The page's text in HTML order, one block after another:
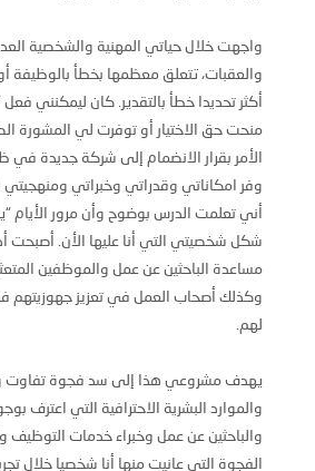
واجهت خلال حياتي المهنية والشخصية
والعقبات، تتعلق معظمها بخطأ بالوظيفة
أكثر تحديدا خطأ بالتقدير. كان ليمكنني
منحت حق الاختيار أو توفرت لي المشورة
الأمر بقرار الانضمام إلى شركة جديدة
وفر امكاناتي وقدراتي وخبراتي ومنهجيتي
أني تعلمت الدرس بوضوح وأن مرور الأيام
شكل شخصيتي التي أنا عليها الأن. أصبحت
مساعدة الباحثين عن عمل والموظفين
وكذلك أصحاب العمل في تعزيز جهوزيتهم
لهم.
يهدف مشروعي هذا إلى سد فجوة تفاوت
والموارد البشرية الاحترافية التي اعترف
والباحثين عن عمل وخبراء خدمات التوظيف
الفجوة التي عانيت منها أنا شخصيا خلال